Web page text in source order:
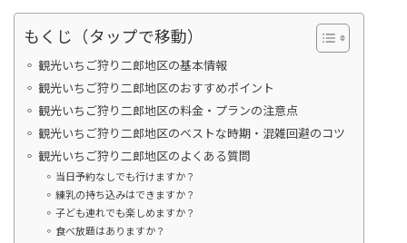
もくじ（タップで移動）
観光いちご狩り二郎地区の基本情報
観光いちご狩り二郎地区のおすすめポイント
観光いちご狩り二郎地区の料金・プランの注意点
観光いちご狩り二郎地区のベストな時期・混雑回避のコツ
観光いちご狩り二郎地区のよくある質問
当日予約なしでも行けますか？
練乳の持ち込みはできますか？
子ども連れでも楽しめますか？
食べ放題はありますか？